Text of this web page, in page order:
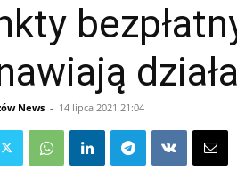
News - 14 lipca 2021 21:04